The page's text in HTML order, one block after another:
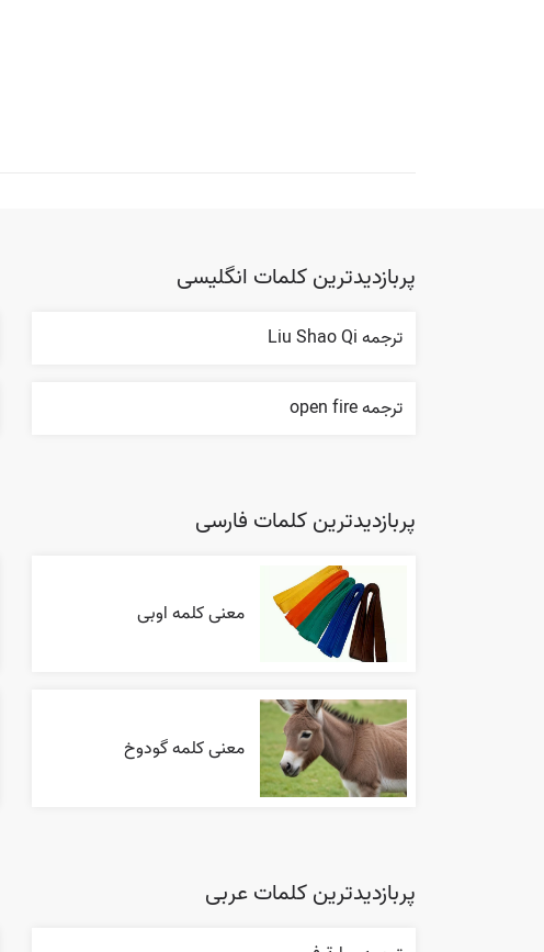
پربازدیدترین کلمات انگلیسی
ترجمه Liu Shao Qi
ترجمه open fire
پربازدیدترین کلمات فارسی
معنی کلمه اوبی
معنی کلمه گودوخ
پربازدیدترین کلمات عربی